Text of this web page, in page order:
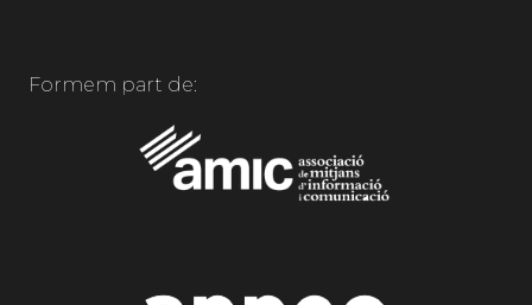
Formem part de: